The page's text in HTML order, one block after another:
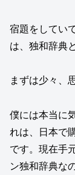
宿題をしてい
は、独和辞典
まずは少々、
僕には本当に
れは、日本で
です。現在手
ン独和辞典な